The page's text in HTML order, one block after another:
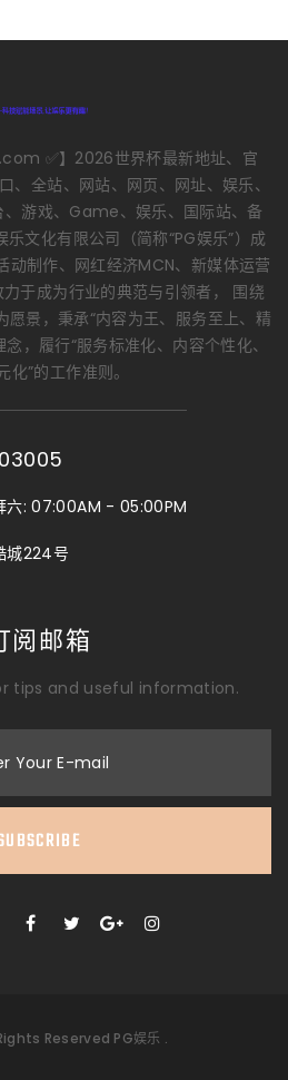
✅】2026世界杯最新地址、官
、全站、网站、网页、网址、娱乐、
游戏、Game、娱乐、国际站、备
文化有限公司（简称“PG娱乐”）成
动制作、网红经济MCN、新媒体运营
于成为行业的典范与引领者， 围绕
愿景，秉承“内容为王、服务至上、精
，履行“服务标准化、内容个性化、
化”的工作准则。
六: 07:00AM - 05:00PM
城224号
阅邮箱
tips and useful information.
Your E-mail
Reserved PG娱乐 .